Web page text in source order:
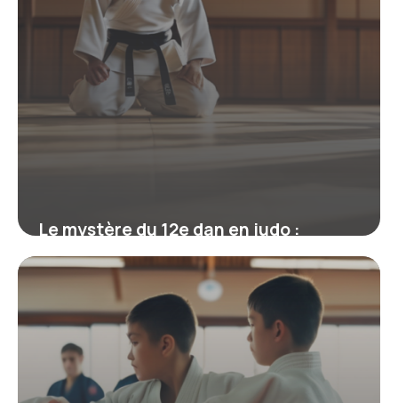
Le mystère du 12e dan en judo :
mythe, réalité et héritage de Jigoro
Kano
19 juin 2026